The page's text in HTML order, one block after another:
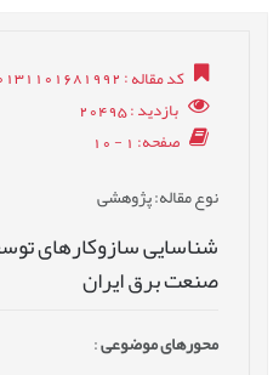
کد مقاله: 13950131101681992
بازدید: 20495
صفحه: 1 - 10
نوع مقاله: پژوهشی
شناسایی سازوکارهای
صنعت برق ایران
محورهای موضوعی: